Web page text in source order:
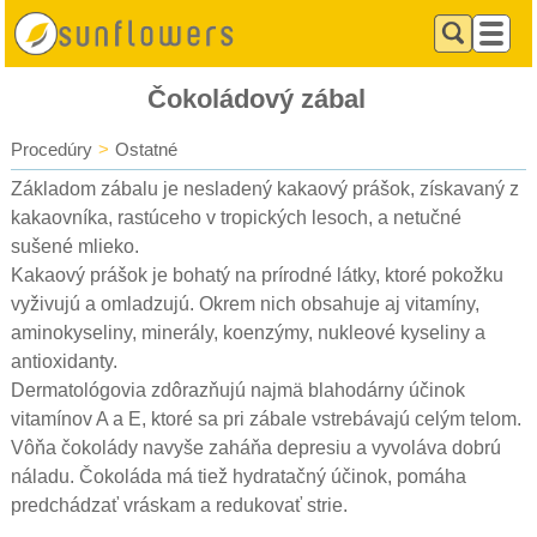
Čokoládový zábal
Procedúry > Ostatné
Základom zábalu je nesladený kakaový prášok, získavaný z
kakaovníka, rastúceho v tropických lesoch, a netučné
sušené mlieko.
Kakaový prášok je bohatý na prírodné látky, ktoré pokožku
vyživujú a omladzujú. Okrem nich obsahuje aj vitamíny,
aminokyseliny, minerály, koenzýmy, nukleové kyseliny a
antioxidanty.
Dermatológovia zdôrazňujú najmä blahodárny účinok
vitamínov A a E, ktoré sa pri zábale vstrebávajú celým telom.
Vôňa čokolády navyše zaháňa depresiu a vyvoláva dobrú
náladu. Čokoláda má tiež hydratačný účinok, pomáha
predchádzať vráskam a redukovať strie.